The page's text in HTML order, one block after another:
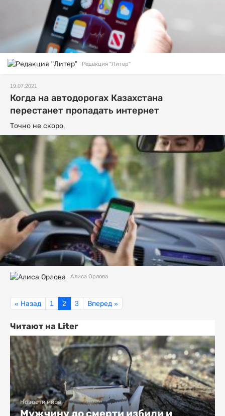
Редакция "Литер"
19.07.2021
Когда на автодорогах Казахстана
перестанет пропадать интернет
Точно не скоро.
Алиса Орлова
« Назад 1 2 3 Вперед »
Читают на Liter
Новости мира
Мужчину до смерти избили и